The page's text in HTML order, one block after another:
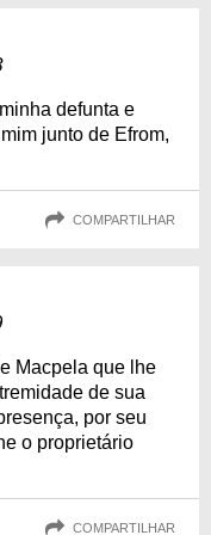
defunta e
junto de Efrom,
COMPARTILHAR
Macpela que lhe
de sua
por seu
o proprietário
COMPARTILHAR